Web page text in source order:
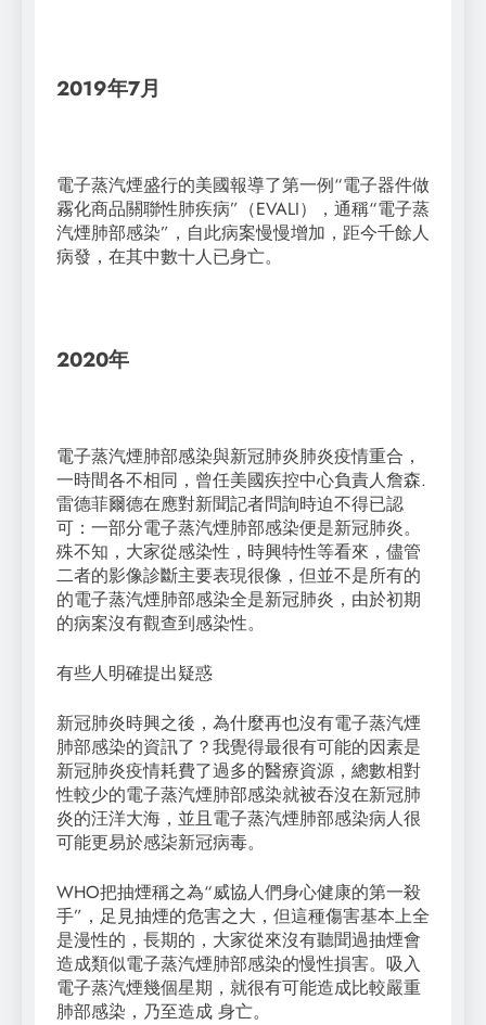
2019年7月
電子蒸汽煙盛行的美國報導了第一例“電子器件做
霧化商品關聯性肺疾病”（EVALI），通稱“電子蒸
汽煙肺部感染”，自此病案慢慢增加，距今千餘人
病發，在其中數十人已身亡。
2020年
電子蒸汽煙肺部感染與新冠肺炎肺炎疫情重合，
一時間各不相同，曾任美國疾控中心負責人詹森.
雷德菲爾德在應對新聞記者問詢時迫不得已認
可：一部分電子蒸汽煙肺部感染便是新冠肺炎。
殊不知，大家從感染性，時興特性等看來，儘管
二者的影像診斷主要表現很像，但並不是所有的
的電子蒸汽煙肺部感染全是新冠肺炎，由於初期
的病案沒有觀查到感染性。
有些人明確提出疑惑
新冠肺炎時興之後，為什麼再也沒有電子蒸汽煙
肺部感染的資訊了？我覺得最很有可能的因素是
新冠肺炎疫情耗費了過多的醫療資源，總數相對
性較少的電子蒸汽煙肺部感染就被吞沒在新冠肺
炎的汪洋大海，並且電子蒸汽煙肺部感染病人很
可能更易於感柒新冠病毒。
WHO把抽煙稱之為“威協人們身心健康的第一殺
手”，足見抽煙的危害之大，但這種傷害基本上全
是漫性的，長期的，大家從來沒有聽聞過抽煙會
造成類似電子蒸汽煙肺部感染的慢性損害。吸入
電子蒸汽煙幾個星期，就很有可能造成比較嚴重
肺部感染，乃至造成 身亡。